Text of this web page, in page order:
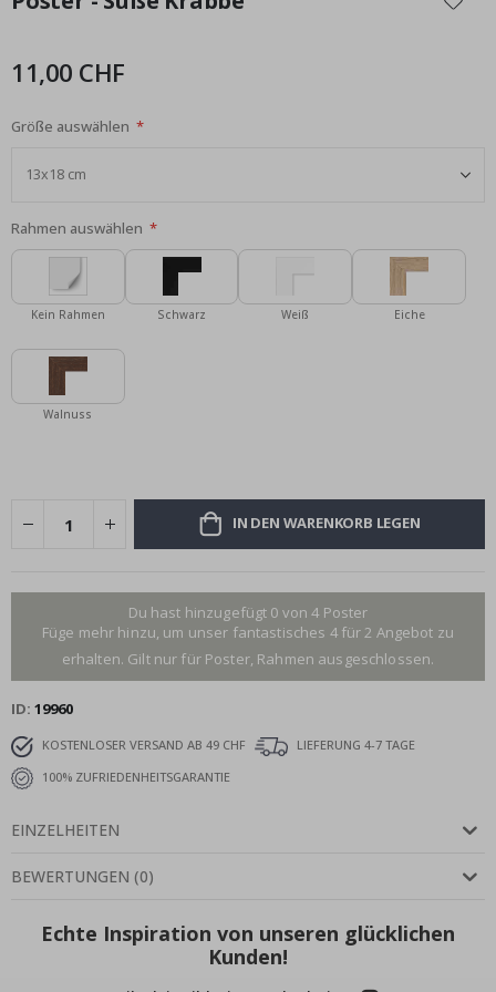
der
11,00 CHF
Größe auswählen
Rahmen auswählen
Kein Rahmen Schwarz Weiß Eiche
Walnuss
IN DEN WARENKORB LEGEN
Du hast hinzugefügt 0 von 4 Poster
Füge mehr hinzu, um unser fantastisches 4 für 2 Angebot zu
erhalten. Gilt nur für Poster, Rahmen ausgeschlossen.
ID 19960
KOSTENLOSER VERSAND AB 49 CHF
LIEFERUNG 4-7 TAGE
100% ZUFRIEDENHEITSGARANTIE
EINZELHEITEN
BEWERTUNGEN (0)
Echte Inspiration von unseren glücklichen
Kunden!